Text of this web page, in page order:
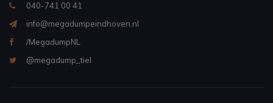
040-741 00 41
info@megadumpeindhoven.nl
/MegadumpNL
@megadump_tiel